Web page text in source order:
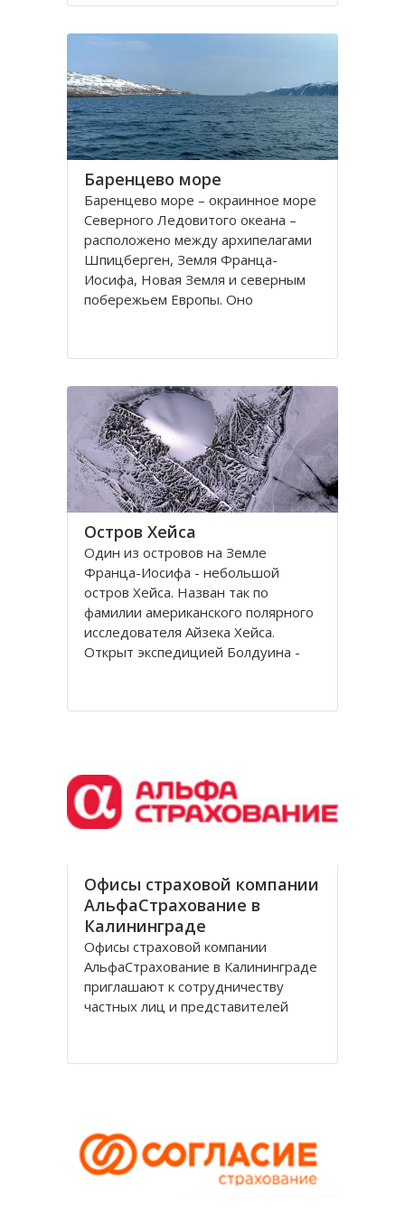
порт. На территории города, в
расположено Вологодское
Баренцево море
Баренцево море – окраинное море
Северного Ледовитого океана –
расположено между архипелагами
Шпицберген, Земля Франца-
Иосифа, Новая Земля и северным
побережьем Европы. Оно
поверхности составляет 1424
Вмещает 282
Остров Хейса
Один из островов на Земле
Франца-Иосифа - небольшой
остров Хейса. Назван так по
фамилии американского полярного
исследователя Айзека Хейса.
Открыт экспедицией Болдуина -
широты, в самых суровых условиях
Офисы страховой компании
АльфаСтрахование в
Калининграде
Офисы страховой компании
АльфаСтрахование в Калининграде
приглашают к сотрудничеству
частных лиц и представителей
крупнейшим российским
страховую группу